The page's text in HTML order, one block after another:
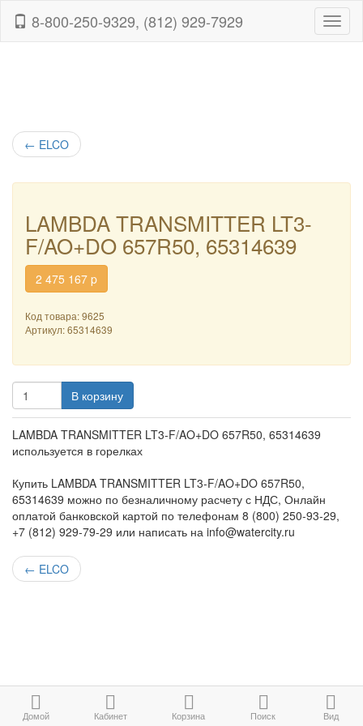
8-800-250-9329, (812) 929-7929
← ELCO
LAMBDA TRANSMITTER LT3-
F/AO+DO 657R50, 65314639
2 475 167 p
Код товара: 9625
Артикул:65314639
В корзину
LAMBDA TRANSMITTER LT3-F/AO+DO 657R50, 65314639
используется в горелках
Купить LAMBDA TRANSMITTER LT3-F/AO+DO 657R50,
65314639 можно по безналичному расчету с НДС, Онлайн
оплатой банковской картой по телефонам 8 (800) 250-93-29,
+7 (812) 929-79-29 или написать на info@watercity.ru
← ELCO
Домой Кабинет Корзина Поиск Вид